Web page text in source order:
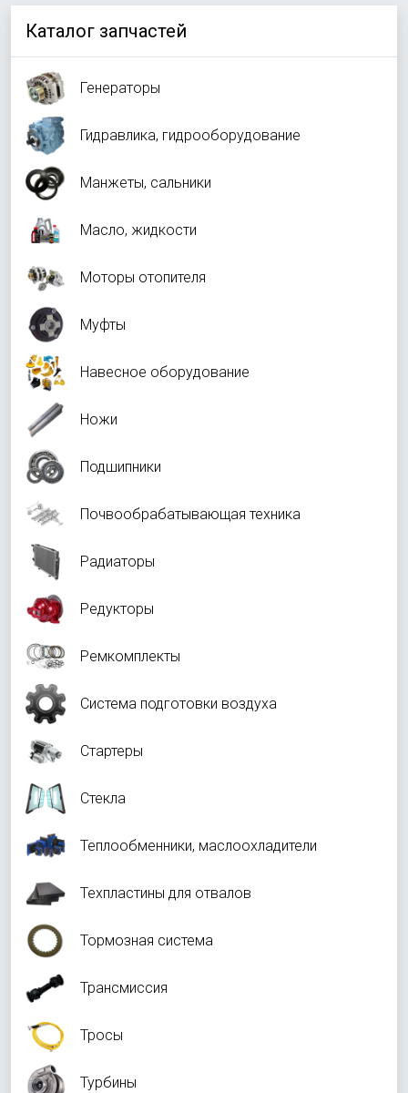
Каталог запчастей
Генераторы
Гидравлика, гидрооборудование
Манжеты, сальники
Масло, жидкости
Моторы отопителя
Муфты
Навесное оборудование
Ножи
Подшипники
Почвообрабатывающая техника
Радиаторы
Редукторы
Ремкомплекты
Система подготовки воздуха
Стартеры
Стекла
Теплообменники, маслоохладители
Техпластины для отвалов
Тормозная система
Трансмиссия
Тросы
Турбины